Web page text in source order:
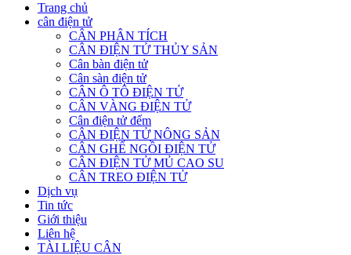
Trang chủ
cân điện tử
CÂN PHÂN TÍCH
CÂN ĐIỆN TỬ THỦY SẢN
Cân bàn điện tử
Cân sàn điện tử
CÂN Ô TÔ ĐIỆN TỬ
CÂN VÀNG ĐIỆN TỬ
Cân điện tử đếm
CÂN ĐIỆN TỬ NÔNG SẢN
CÂN GHẾ NGỒI ĐIỆN TỬ
CÂN ĐIỆN TỬ MỦ CAO SU
CÂN TREO ĐIỆN TỬ
Dịch vụ
Tin tức
Giới thiệu
Liên hệ
TÀI LIỆU CÂN